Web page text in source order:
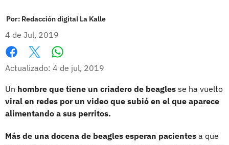
Por: Redacción digital La Kalle
4 de Jul, 2019
Facebook
X
Actualizado: 4 de jul, 2019
Un hombre que tiene un criadero de beagles se ha vuelto
viral en redes por un video que subió en el que aparece
alimentando a sus perritos.
Más de una docena de beagles esperan pacientes a que